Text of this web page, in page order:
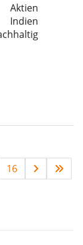
Aktien
Indien
16